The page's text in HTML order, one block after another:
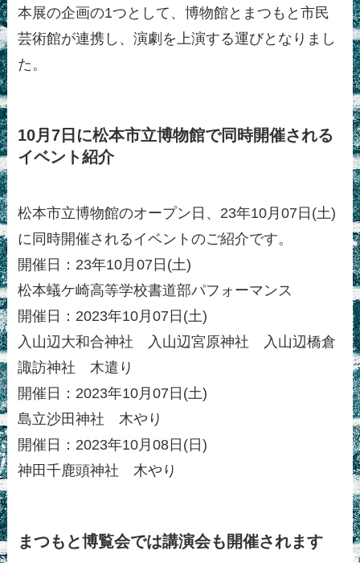
本展の企画の1つとして、博物館とまつもと市民
芸術館が連携し、演劇を上演する運びとなりまし
た。
10月7日に松本市立博物館で同時開催される
イベント紹介
松本市立博物館のオープン日、23年10月07日(土)
に同時開催されるイベントのご紹介です。
開催日：23年10月07日(土)
松本蟻ケ崎高等学校書道部パフォーマンス
開催日：2023年10月07日(土)
入山辺大和合神社 入山辺宮原神社 入山辺橋倉
諏訪神社 木遣り
開催日：2023年10月07日(土)
島立沙田神社 木やり
開催日：2023年10月08日(日)
神田千鹿頭神社 木やり
まつもと博覧会では講演会も開催されます